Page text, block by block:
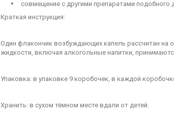
совмещение с другими препаратами подобного
Краткая инструкция:
Один флакончик возбуждающих капель рассчитан на
жидкости, включая алкогольные напитки,
Упаковка: в упаковке 9 коробочек, в каждой
Хранить: в сухом тёмном месте вдали от детей.